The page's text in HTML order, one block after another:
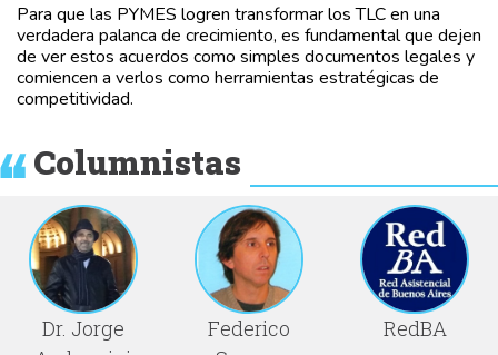
Para que las PYMES logren transformar los TLC en una
verdadera palanca de crecimiento, es fundamental que dejen
de ver estos acuerdos como simples documentos legales y
comiencen a verlos como herramientas estratégicas de
competitividad.
Columnistas
Dr. Jorge
Federico
RedBA